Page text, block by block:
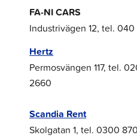
FA-NI CARS
Industrivägen 12, tel.
Hertz
Permosvängen 117, tel.
2660
Scandia Rent
Skolgatan 1, tel. 0300